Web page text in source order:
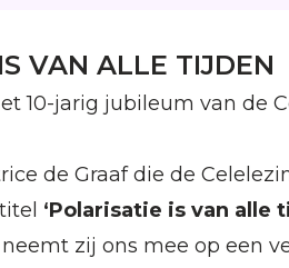
VAN ALLE TIJDEN
10-jarig jubileum van de
de Graaf die de
‘Polarisatie is van alle
zij ons mee op een